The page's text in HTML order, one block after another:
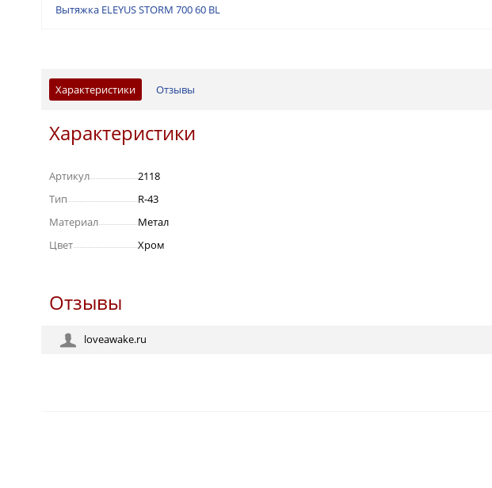
Вытяжка ELEYUS STORM 700 60 BL
Характеристики Отзывы
Характеристики
Артикул
2118
Тип
R-43
Материал
Метал
Цвет
Хром
Отзывы
loveawake.ru